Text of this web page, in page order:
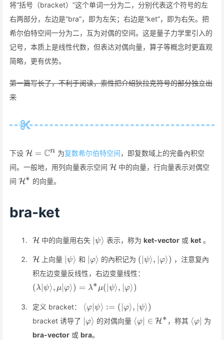
将“括号（bracket）”这个单词一分为二，分别代表这个符号的左
右两部分，左边是“bra”，即为左矢；右边是“ket”，即为右矢。把
希尔伯特空间一分为二，互为对偶的空间。这是量子力学里引入的
记号，本质上是线性代数，但表达对偶向量，算子等概念时更直观
简略，更有优势。
第一篇写长了，不利于阅读，索性把介绍狄拉克符号的部分独立出
来
下设 \mathcal{H}=\mathbb{C}^n
H = Cn 为复数希尔伯特空间，即复数域上的完备內积空
间。一般地，用列向量表示空间 \mathcal{H}
H 中的向量，行向量表示对偶空
间 \mathcal{H}^*
H∗ 的向量。
bra-ket
\mathcal{H}
H 中的向量用右失 \vert\psi\rangle
∣ψ⟩ 表示，称为 ket-vector或 ket。
\mathcal{H}
H 上向量 \vert\psi\rangle
∣ψ⟩ 和 \vert\varphi\rangle
φ⟩ 的內积记为 ( ψ⟩, φ⟩) ，注意复內
积左边变量反线性，右边变量线性：
(\lambda
=
(λ ψ⟩, μ φ⟩) = λ∗μ( ψ⟩, φ⟩)
定义 bracket：
\langle\varphi\vert\psi\rangle:=
⟨φ∣ψ⟩ := (∣φ⟩, ∣ψ⟩)
bracket 诱导了 \vert\varphi\rangle
∣φ⟩ 的对偶向量 \langle\varphi\vert\in
\mathcal{H}^*
⟨φ∣ ∈ H ∗ ，称其 ⟨φ∣ 为
bra-vector 或 bra。